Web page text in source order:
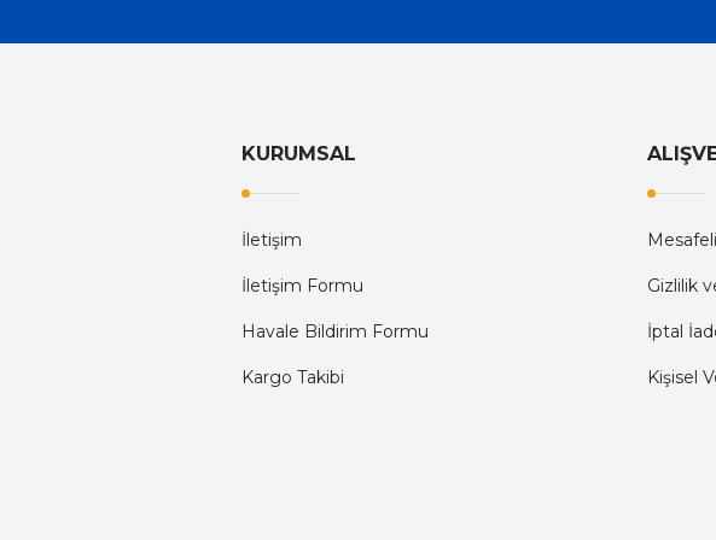
KURUMSAL
İletişim
İletişim Formu
Havale Bildirim Formu
Kargo Takibi
Gizlilik
İptal
Kişisel